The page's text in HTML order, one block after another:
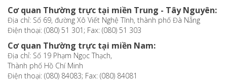
Cơ quan Thường trực tại miền Trung - Tây Nguyên:
Địa chỉ: Số 69, đường Xô Viết Nghệ Tĩnh, thành phố Đà Nẵng
Điện thoại: (080) 51 301; Fax: (080) 51 303
Cơ quan Thường trực tại miền Nam:
Địa chỉ: Số 19 Phạm Ngọc Thạch,
Thành phố Hồ Chí Minh
Điện thoại: (080) 84083; Fax: (080) 84081